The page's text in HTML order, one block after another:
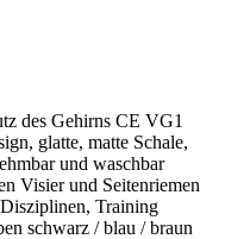
des Gehirns CE VG1
glatte, matte Schale,
und waschbar
Visier und Seitenriemen
Training
schwarz / blau / braun